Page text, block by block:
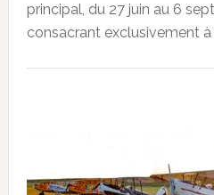
principal, du 27 juin au 6
consacrant exclusivement à